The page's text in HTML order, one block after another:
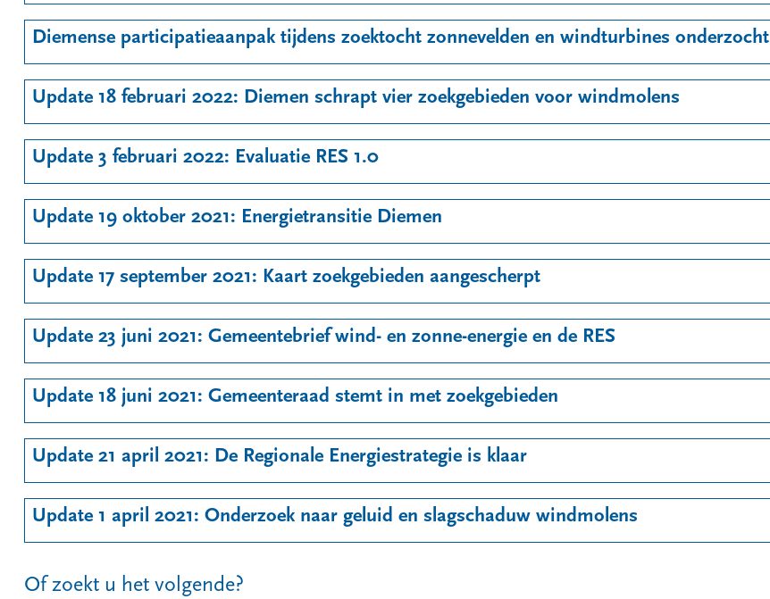
Diemense participatieaanpak tijdens zoektocht zonnevelden en windturbines onderzocht
Update 18 februari 2022: Diemen schrapt vier zoekgebieden voor windmolens
Update 3 februari 2022: Evaluatie RES 1.0
Update 19 oktober 2021: Energietransitie Diemen
Update 17 september 2021: Kaart zoekgebieden aangescherpt
Update 23 juni 2021: Gemeentebrief wind- en zonne-energie en de RES
Update 18 juni 2021: Gemeenteraad stemt in met zoekgebieden
Update 21 april 2021: De Regionale Energiestrategie is klaar
Update 1 april 2021: Onderzoek naar geluid en slagschaduw windmolens
Of zoekt u het volgende?